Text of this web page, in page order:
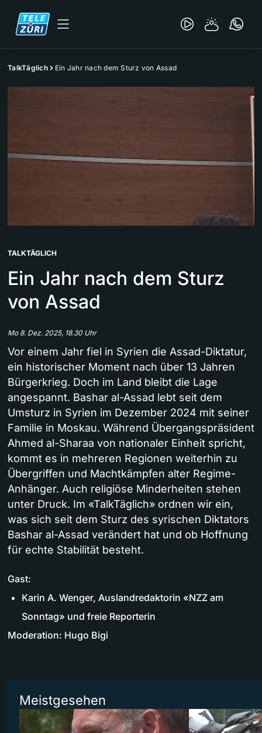
TalkTäglich Ein Jahr nach dem Sturz von Assad
TALKTÄGLICH
Ein Jahr nach dem Sturz
von Assad
Mo 8. Dez. 2025, 18.30 Uhr
Vor einem Jahr fiel in Syrien die Assad-Diktatur,
ein historischer Moment nach über 13 Jahren
Bürgerkrieg. Doch im Land bleibt die Lage
angespannt. Bashar al-Assad lebt seit dem
Umsturz in Syrien im Dezember 2024 mit seiner
Familie in Moskau. Während Übergangspräsident
Ahmed al-Sharaa von nationaler Einheit spricht,
kommt es in mehreren Regionen weiterhin zu
Übergriffen und Machtkämpfen alter Regime-
Anhänger. Auch religiöse Minderheiten stehen
unter Druck. Im «TalkTäglich» ordnen wir ein,
was sich seit dem Sturz des syrischen Diktators
Bashar al-Assad verändert hat und ob Hoffnung
für echte Stabilität besteht.
Gast:
Karin A. Wenger, Auslandredaktorin «NZZ am
Sonntag» und freie Reporterin
Moderation: Hugo Bigi
Meistgesehen